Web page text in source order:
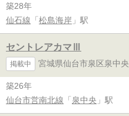
築28年
仙石線 「 松島海岸 」駅
セントレアカマⅢ
掲載中 宮城県仙台市泉区泉中央
築26年
仙台市営南北線 「 泉中央 」駅